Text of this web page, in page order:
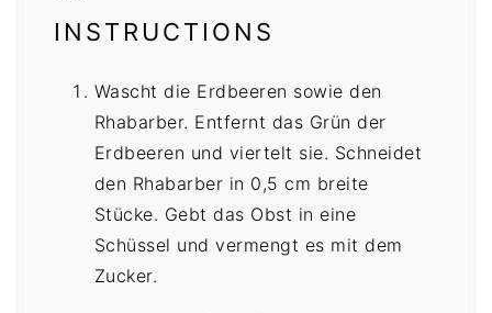
INSTRUCTIONS
Wascht die Erdbeeren sowie den
Rhabarber. Entfernt das Grün der
Erdbeeren und viertelt sie. Schneidet
den Rhabarber in 0,5 cm breite
Stücke. Gebt das Obst in eine
Schüssel und vermengt es mit dem
Zucker.